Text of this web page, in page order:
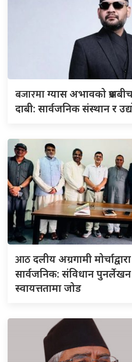
बजारमाग्यास अभावको
दाबी: सार्वजनिक संस्थान र
आठदलीय अग्रगामी
सार्वजनिक: संविधान पुनर्लेखन
स्वायत्ततामा जोड